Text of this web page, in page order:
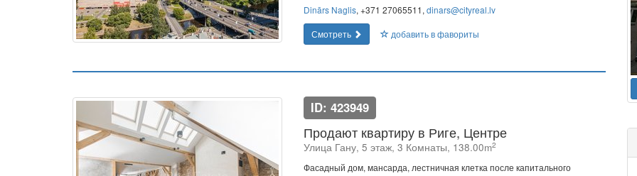
Dinārs Naglis, +371 27065511, dinars@cityreal.lv
Смотреть
добавить в фавориты
ID: 423949
Продают квартиру в Риге, Центре
Улица Гану, 5 этаж, 3 Комнаты, 138.00m2
Фасадный дом, мансарда, лестничная клетка после капитального